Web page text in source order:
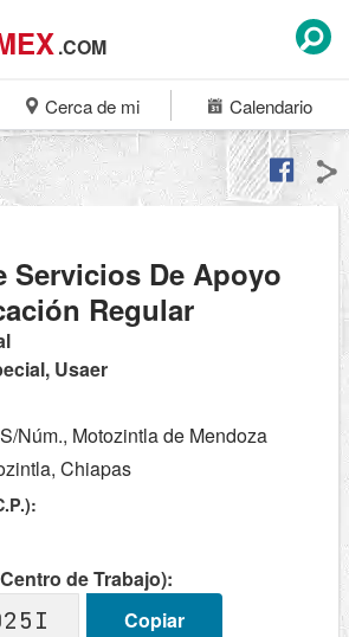
.COM
Cerca de mi Calendario
Servicios De Apoyo
Regular
Usaer
Núm., Motozintla de Mendoza
Chiapas
de Trabajo):
Copiar